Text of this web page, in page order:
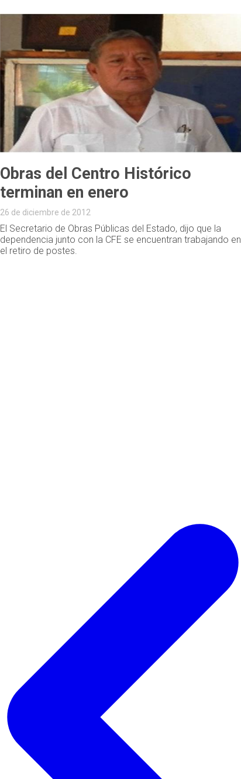
Obras del Centro Histórico
26 de diciembre de 2012
El Secretario de Obras Públicas del Estado, dijo que la
dependencia junto con la CFE se encuentran trabajando en
el retiro de postes.